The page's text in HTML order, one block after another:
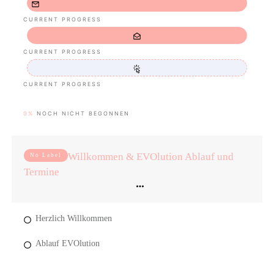
CURRENT PROGRESS
CURRENT PROGRESS
CURRENT PROGRESS
0% NOCH NICHT BEGONNEN
No Label
Willkommen & EVOlution Ablauf und
Termine
Herzlich Willkommen
Ablauf EVOlution